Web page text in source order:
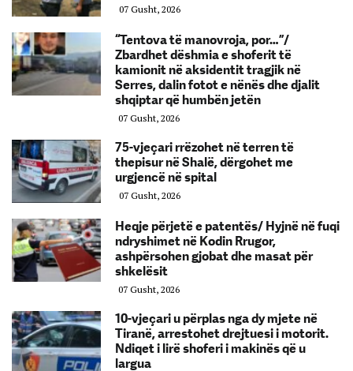
07 Gusht, 2026
“Tentova të manovroja, por…”/
Zbardhet dëshmia e shoferit të
kamionit në aksidentit tragjik në
Serres, dalin fotot e nënës dhe djalit
shqiptar që humbën jetën
07 Gusht, 2026
75-vjeçari rrëzohet në terren të
thepisur në Shalë, dërgohet me
urgjencë në spital
07 Gusht, 2026
Heqje përjetë e patentës/ Hyjnë në fuqi
ndryshimet në Kodin Rrugor,
ashpërsohen gjobat dhe masat për
shkelësit
07 Gusht, 2026
10-vjeçari u përplas nga dy mjete në
Tiranë, arrestohet drejtuesi i motorit.
Ndiqet i lirë shoferi i makinës që u
largua